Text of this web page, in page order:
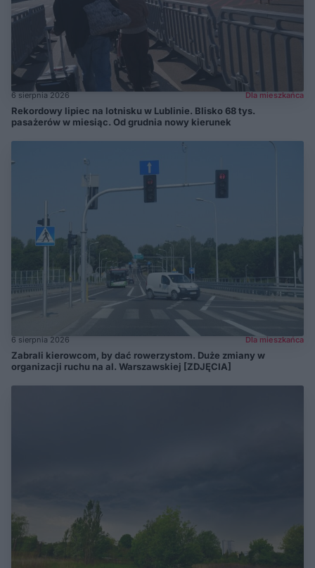
6 sierpnia 2026 Dla mieszkańca
Rekordowy lipiec na lotnisku w Lublinie. Blisko 68 tys.
pasażerów w miesiąc. Od grudnia nowy kierunek
6 sierpnia 2026 Dla mieszkańca
Zabrali kierowcom, by dać rowerzystom. Duże zmiany w
organizacji ruchu na al. Warszawskiej [ZDJĘCIA]